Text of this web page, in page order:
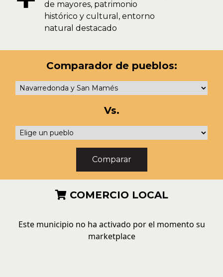
de mayores, patrimonio
histórico y cultural, entorno
natural destacado
Comparador de pueblos:
Vs.
COMERCIO LOCAL
Este municipio no ha activado por el momento su
marketplace